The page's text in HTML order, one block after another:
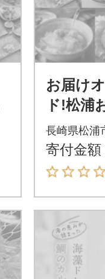
お届け
ド!松浦
ス(7種
長崎県松浦
寄付金額